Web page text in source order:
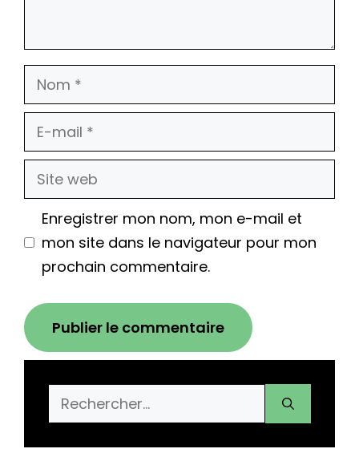
Nom
E-
mail
Site
web
Enregistrer mon nom, mon e-mail et
mon site dans le navigateur pour mon
prochain commentaire.
Rechercher :